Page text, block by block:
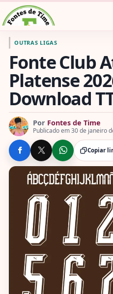
Pular para o conteúdo
Ir para a página inicial de
OUTRAS LIGAS
Fonte Club
Platense
Download
Por Fontes de Time
Publicado em 30 de janeiro
COMPARTILHE Copiar